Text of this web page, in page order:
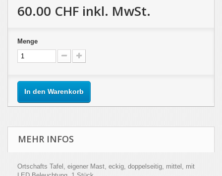
60.00 CHF inkl. MwSt.
Menge
In den Warenkorb
MEHR INFOS
Ortschafts Tafel, eigener Mast, eckig, doppelseitig, mittel, mit